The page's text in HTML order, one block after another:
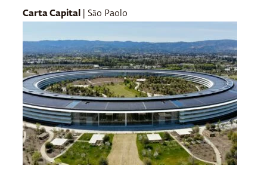
Carta Capital | São Paolo